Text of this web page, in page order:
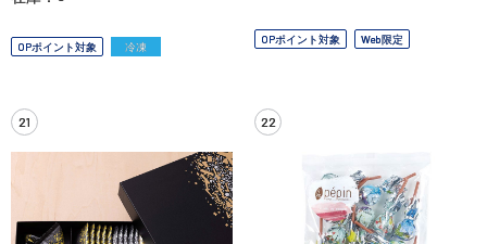
OPポイント対象 冷凍
OPポイント対象 Web限定
21 22